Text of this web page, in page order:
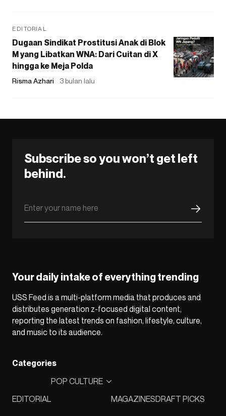
EDITORIAL
Dugaan Sindikat Prostitusi Anak di Blok
M yang Libatkan WNA: Dari Cuitan di X
hingga ke Meja Polda
Risma Azhari 3 bulan lalu
Subscribe so you won’t get left
behind.
Your daily intake of everything trending
USS Feed is a multi-platform media that produces and
distributes generation z-focused digital content,
reporting the latest trends on fashion, lifestyle, culture,
and music to its audience.
Categories
EDITORIAL
POP CULTURE
MAGAZINESDRAFT PICKS